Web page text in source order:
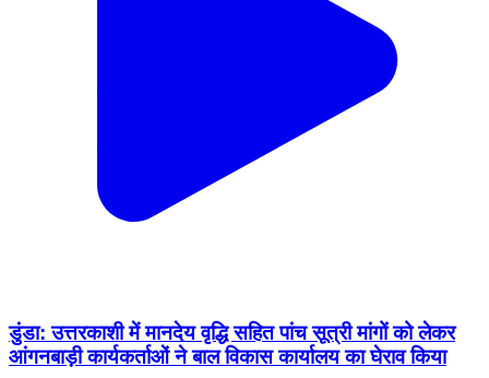
डुंडा: उत्तरकाशी में मानदेय वृद्धि सहित पांच सूत्री मांगों को लेकर
आंगनबाड़ी कार्यकर्ताओं ने बाल विकास कार्यालय का घेराव किया